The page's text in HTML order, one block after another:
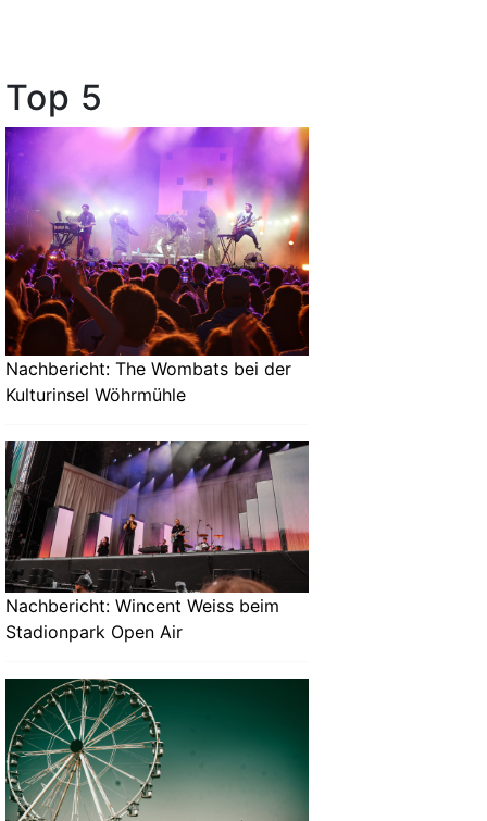
Top 5
Nachbericht: The Wombats bei der
Kulturinsel Wöhrmühle
Nachbericht: Wincent Weiss beim
Stadionpark Open Air